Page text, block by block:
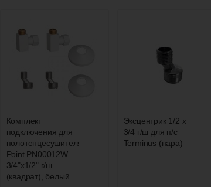
1" Водяной
Подробнее
Комплект
подключения для
полотенцесушителя
Point PN00012W
3/4"х1/2" г/ш
(квадрат), белый
Эксцентрик 1/2 x
3/4 г/ш для п/с
Terminus (пара)